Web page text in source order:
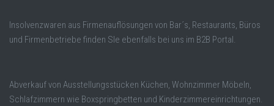
Insolvenzwaren aus Firmenauflösungen von Bar´s, Restaurants, Büros
und Firmenbetriebe finden SIe ebenfalls bei uns im B2B Portal.
Abverkauf von Ausstellungsstücken Küchen, Wohnzimmer Möbeln,
Schlafzimmern wie Boxspringbetten und Kinderzimmereinrichtungen.